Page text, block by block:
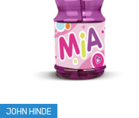
JOHN HINDE